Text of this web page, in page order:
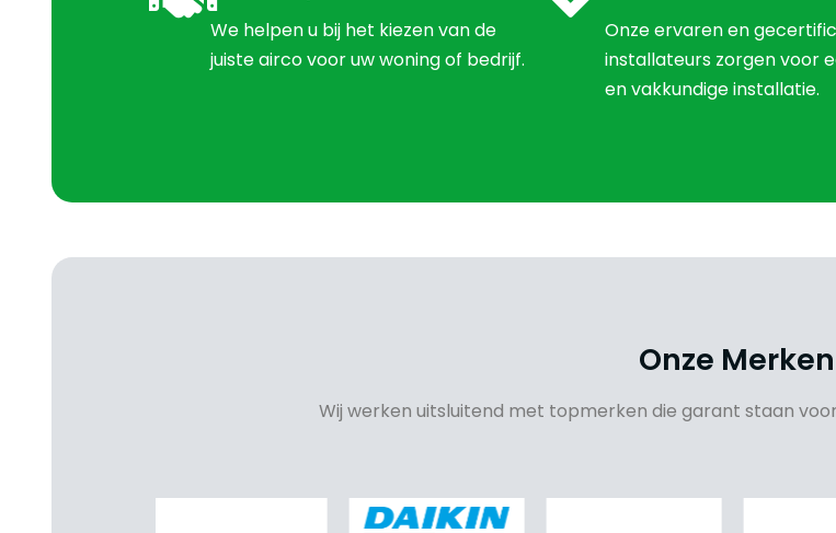
We helpen u bij het kiezen van de
juiste airco voor uw woning of bedrijf.
Onze ervaren en
installateurs zorgen voor
en vakkundige installatie.
Onze Merken
Wij werken uitsluitend met topmerken die garant staan